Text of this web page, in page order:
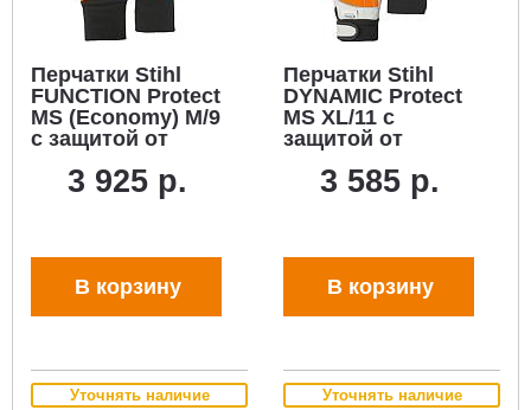
Перчатки Stihl
FUNCTION Protect
MS (Economy) M/9
с защитой от
(воловья кожа/
3 925 р.
В корзину
Перчатки Stihl
DYNAMIC Protect
MS XL/11 с
защитой от
(воловья кожа/
3 585 р.
В корзину
Уточнять наличие Уточнять наличие